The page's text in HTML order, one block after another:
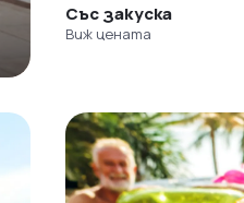
Със закуска
Виж цената